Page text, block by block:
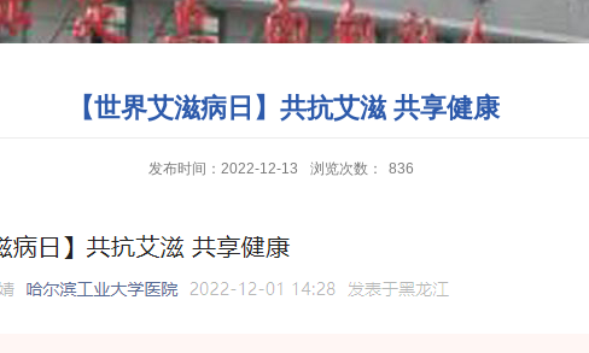
【世界艾滋病日】共抗艾滋 共享健康
发布时间：2022-12-13 浏览次数： 836